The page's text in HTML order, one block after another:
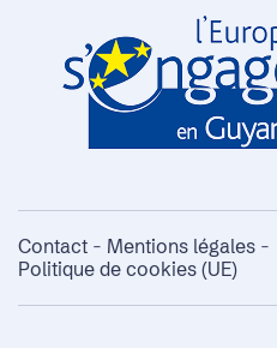
Contact - Mentions légales -
Politique de cookies (UE)